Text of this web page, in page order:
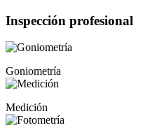
Inspección profesional
Goniometría
Medición